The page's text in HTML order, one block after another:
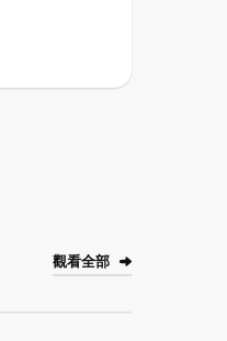
觀看全部